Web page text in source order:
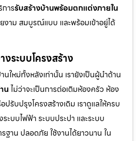
ารรับสร้างบ้านพร้อมตกแต่งภายใน
งาม สมบูรณ์แบบ และพร้อมเข้าอยู่ได้
ระบบโครงสร้าง
นใหม่ทั้งหลังเท่านั้น เรายังเป็นผู้นำด้าน
น ไม่ว่าจะเป็นการต่อเติมห้องครัว ห้อง
ปรับปรุงโครงสร้างเดิม เราดูแลให้ครบ
ะบบไฟฟ้า ระบบประปา และระบบ
ฐาน ปลอดภัย ใช้งานได้ยาวนาน ใน